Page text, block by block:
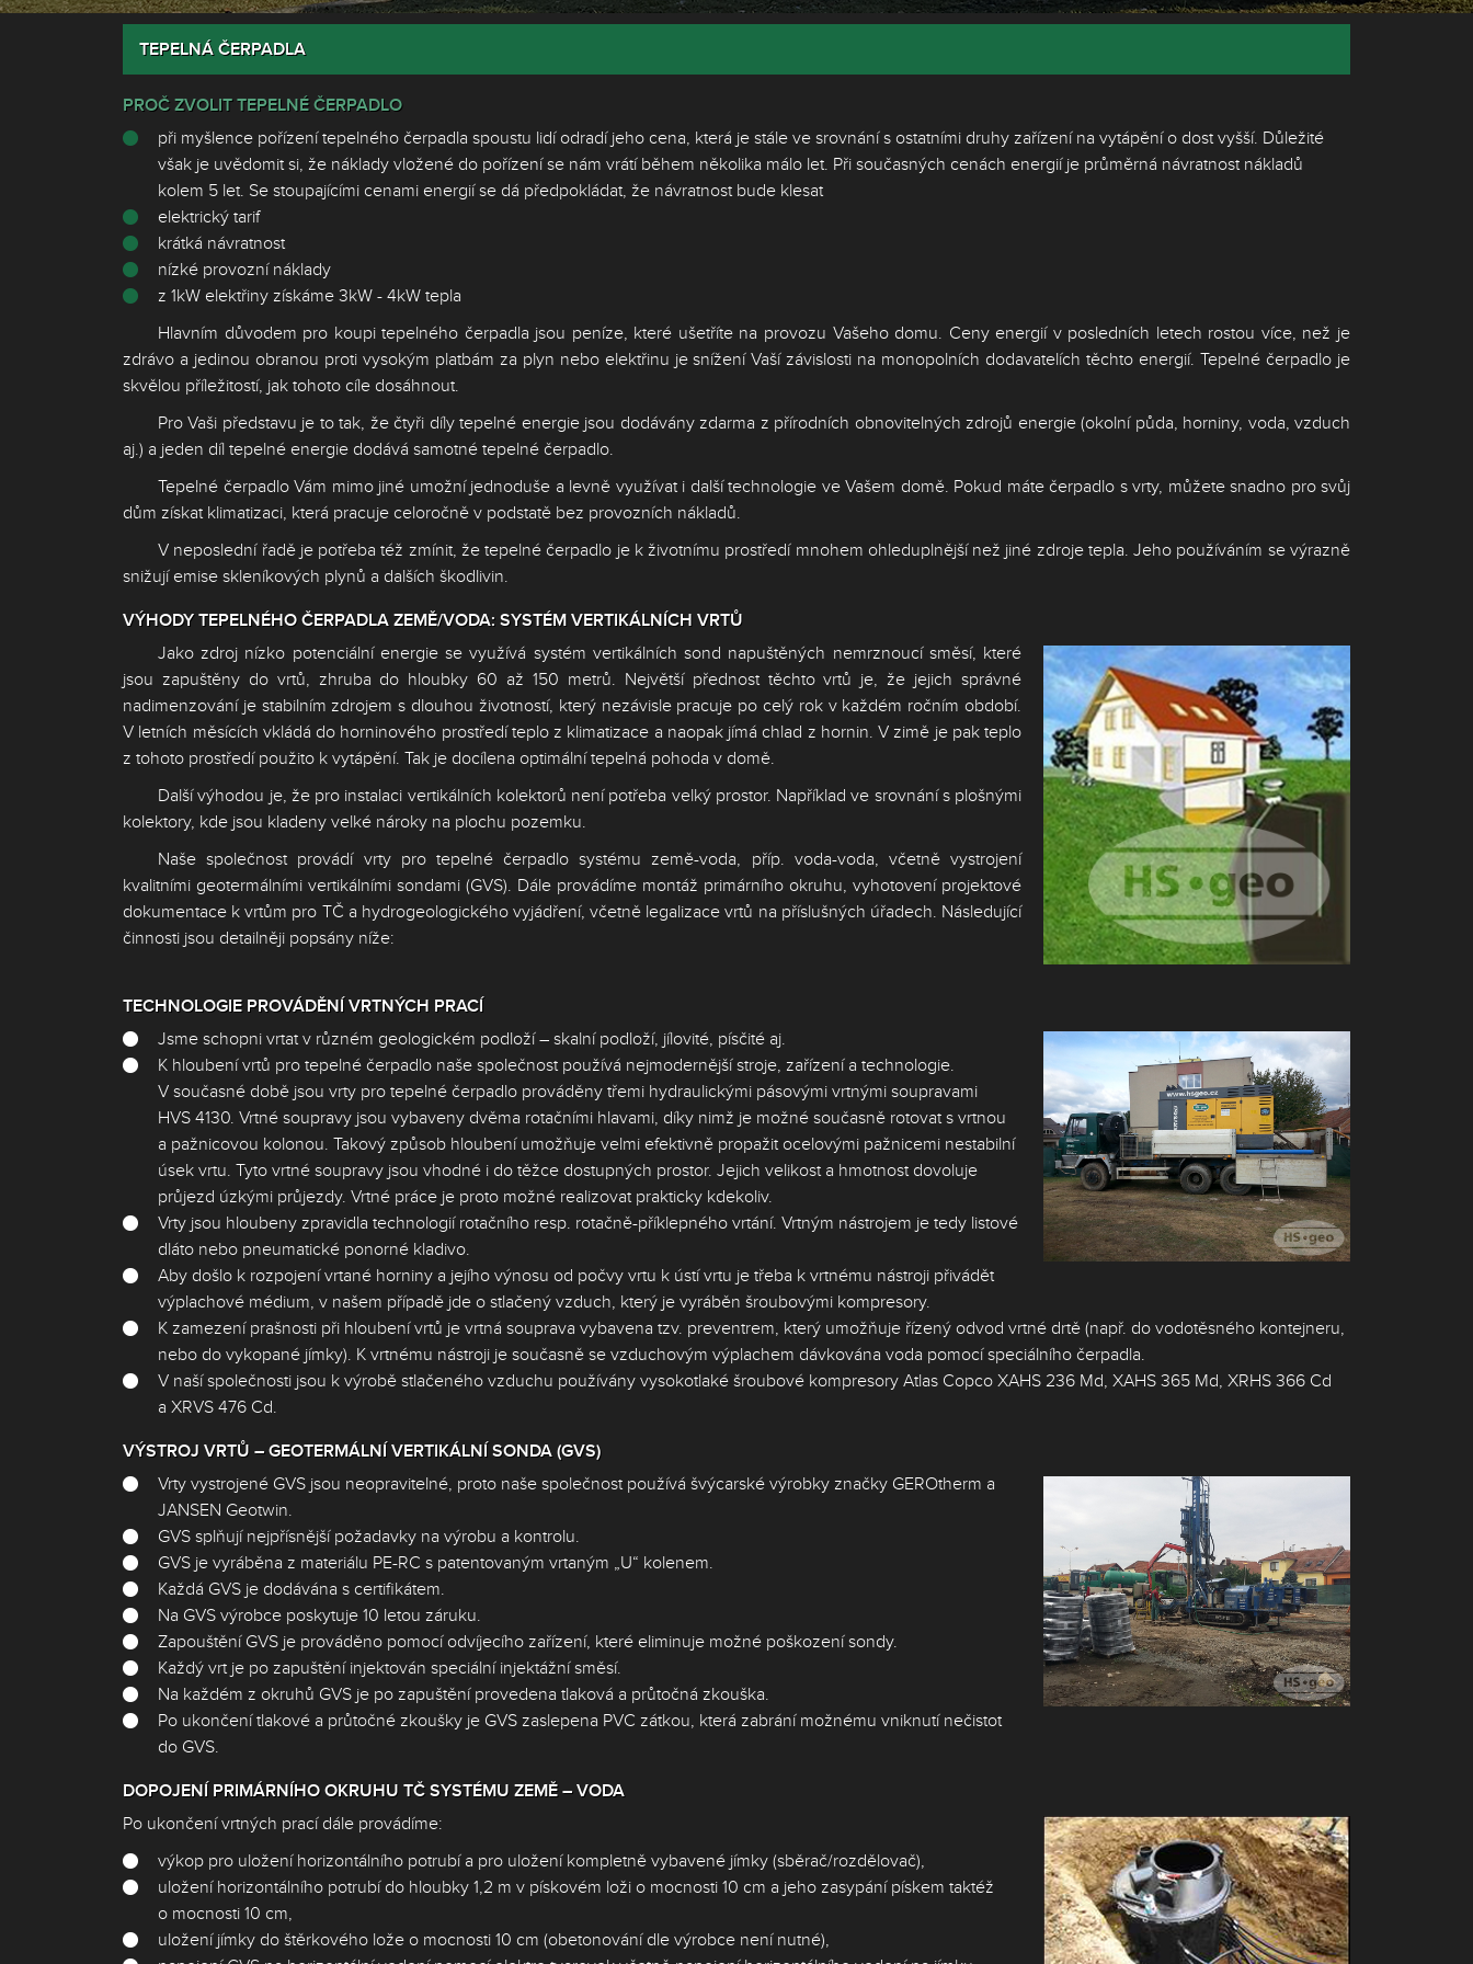
TEPELNÁ ČERPADLA
PROČ ZVOLIT TEPELNÉ ČERPADLO
při myšlence pořízení tepelného čerpadla spoustu lidí odradí jeho cena, která je stále ve srovnání s ostatními druhy zařízení na vytápění o dost vyšší. Důležité
však je uvědomit si, že náklady vložené do pořízení se nám vrátí během několika málo let. Při současných cenách energií je průměrná návratnost nákladů
kolem 5 let. Se stoupajícími cenami energií se dá předpokládat, že návratnost bude klesat
elektrický tarif
krátká návratnost
nízké provozní náklady
z 1kW elektřiny získáme 3kW - 4kW tepla
Hlavním důvodem pro koupi tepelného čerpadla jsou peníze, které ušetříte na provozu Vašeho domu. Ceny energií v posledních letech rostou více, než je
zdrávo a jedinou obranou proti vysokým platbám za plyn nebo elektřinu je snížení Vaší závislosti na monopolních dodavatelích těchto energií. Tepelné čerpadlo je
skvělou příležitostí, jak tohoto cíle dosáhnout.
Pro Vaši představu je to tak, že čtyři díly tepelné energie jsou dodávány zdarma z přírodních obnovitelných zdrojů energie (okolní půda, horniny, voda, vzduch
aj.) a jeden díl tepelné energie dodává samotné tepelné čerpadlo.
Tepelné čerpadlo Vám mimo jiné umožní jednoduše a levně využívat i další technologie ve Vašem domě. Pokud máte čerpadlo s vrty, můžete snadno pro svůj
dům získat klimatizaci, která pracuje celoročně v podstatě bez provozních nákladů.
V neposlední řadě je potřeba též zmínit, že tepelné čerpadlo je k životnímu prostředí mnohem ohleduplnější než jiné zdroje tepla. Jeho používáním se výrazně
snižují emise skleníkových plynů a dalších škodlivin.
VÝHODY TEPELNÉHO ČERPADLA ZEMĚ/VODA: SYSTÉM VERTIKÁLNÍCH VRTŮ
Jako zdroj nízko potenciální energie se využívá systém vertikálních sond napuštěných nemrznoucí směsí, které
jsou zapuštěny do vrtů, zhruba do hloubky 60 až 150 metrů. Největší přednost těchto vrtů je, že jejich správné
nadimenzování je stabilním zdrojem s dlouhou životností, který nezávisle pracuje po celý rok v každém ročním období.
V letních měsících vkládá do horninového prostředí teplo z klimatizace a naopak jímá chlad z hornin. V zimě je pak teplo
z tohoto prostředí použito k vytápění. Tak je docílena optimální tepelná pohoda v domě.
Další výhodou je, že pro instalaci vertikálních kolektorů není potřeba velký prostor. Například ve srovnání s plošnými
kolektory, kde jsou kladeny velké nároky na plochu pozemku.
Naše společnost provádí vrty pro tepelné čerpadlo systému země-voda, příp. voda-voda, včetně vystrojení
kvalitními geotermálními vertikálními sondami (GVS). Dále provádíme montáž primárního okruhu, vyhotovení projektové
dokumentace k vrtům pro TČ a hydrogeologického vyjádření, včetně legalizace vrtů na příslušných úřadech. Následující
činnosti jsou detailněji popsány níže:
TECHNOLOGIE PROVÁDĚNÍ VRTNÝCH PRACÍ
Jsme schopni vrtat v různém geologickém podloží – skalní podloží, jílovité, písčité aj.
K hloubení vrtů pro tepelné čerpadlo naše společnost používá nejmodernější stroje, zařízení a technologie.
V současné době jsou vrty pro tepelné čerpadlo prováděny třemi hydraulickými pásovými vrtnými soupravami
HVS 4130. Vrtné soupravy jsou vybaveny dvěma rotačními hlavami, díky nimž je možné současně rotovat s vrtnou
a pažnicovou kolonou. Takový způsob hloubení umožňuje velmi efektivně propažit ocelovými pažnicemi nestabilní
úsek vrtu. Tyto vrtné soupravy jsou vhodné i do těžce dostupných prostor. Jejich velikost a hmotnost dovoluje
průjezd úzkými průjezdy. Vrtné práce je proto možné realizovat prakticky kdekoliv.
Vrty jsou hloubeny zpravidla technologií rotačního resp. rotačně-příklepného vrtání. Vrtným nástrojem je tedy listové
dláto nebo pneumatické ponorné kladivo.
Aby došlo k rozpojení vrtané horniny a jejího výnosu od počvy vrtu k ústí vrtu je třeba k vrtnému nástroji přivádět
výplachové médium, v našem případě jde o stlačený vzduch, který je vyráběn šroubovými kompresory.
K zamezení prašnosti při hloubení vrtů je vrtná souprava vybavena tzv. preventrem, který umožňuje řízený odvod vrtné drtě (např. do vodotěsného kontejneru,
nebo do vykopané jímky). K vrtnému nástroji je současně se vzduchovým výplachem dávkována voda pomocí speciálního čerpadla.
V naší společnosti jsou k výrobě stlačeného vzduchu používány vysokotlaké šroubové kompresory Atlas Copco XAHS 236 Md, XAHS 365 Md, XRHS 366 Cd
a XRVS 476 Cd.
VÝSTROJ VRTŮ – GEOTERMÁLNÍ VERTIKÁLNÍ SONDA (GVS)
Vrty vystrojené GVS jsou neopravitelné, proto naše společnost používá švýcarské výrobky značky GEROtherm a
JANSEN Geotwin.
GVS splňují nejpřísnější požadavky na výrobu a kontrolu.
GVS je vyráběna z materiálu PE-RC s patentovaným vrtaným „U“ kolenem.
Každá GVS je dodávána s certifikátem.
Na GVS výrobce poskytuje 10 letou záruku.
Zapouštění GVS je prováděno pomocí odvíjecího zařízení, které eliminuje možné poškození sondy.
Každý vrt je po zapuštění injektován speciální injektážní směsí.
Na každém z okruhů GVS je po zapuštění provedena tlaková a průtočná zkouška.
Po ukončení tlakové a průtočné zkoušky je GVS zaslepena PVC zátkou, která zabrání možnému vniknutí nečistot
do GVS.
DOPOJENÍ PRIMÁRNÍHO OKRUHU TČ SYSTÉMU ZEMĚ – VODA
Po ukončení vrtných prací dále provádíme:
výkop pro uložení horizontálního potrubí a pro uložení kompletně vybavené jímky (sběrač/rozdělovač),
uložení horizontálního potrubí do hloubky 1,2 m v pískovém loži o mocnosti 10 cm a jeho zasypání pískem taktéž
o mocnosti 10 cm,
uložení jímky do štěrkového lože o mocnosti 10 cm (obetonování dle výrobce není nutné),